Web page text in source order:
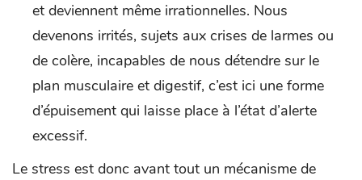
et deviennent même irrationnelles. Nous
devenons irrités, sujets aux crises de larmes ou
de colère, incapables de nous détendre sur le
plan musculaire et digestif, c’est ici une forme
d’épuisement qui laisse place à l’état d’alerte
excessif.
Le stress est donc avant tout un mécanisme de